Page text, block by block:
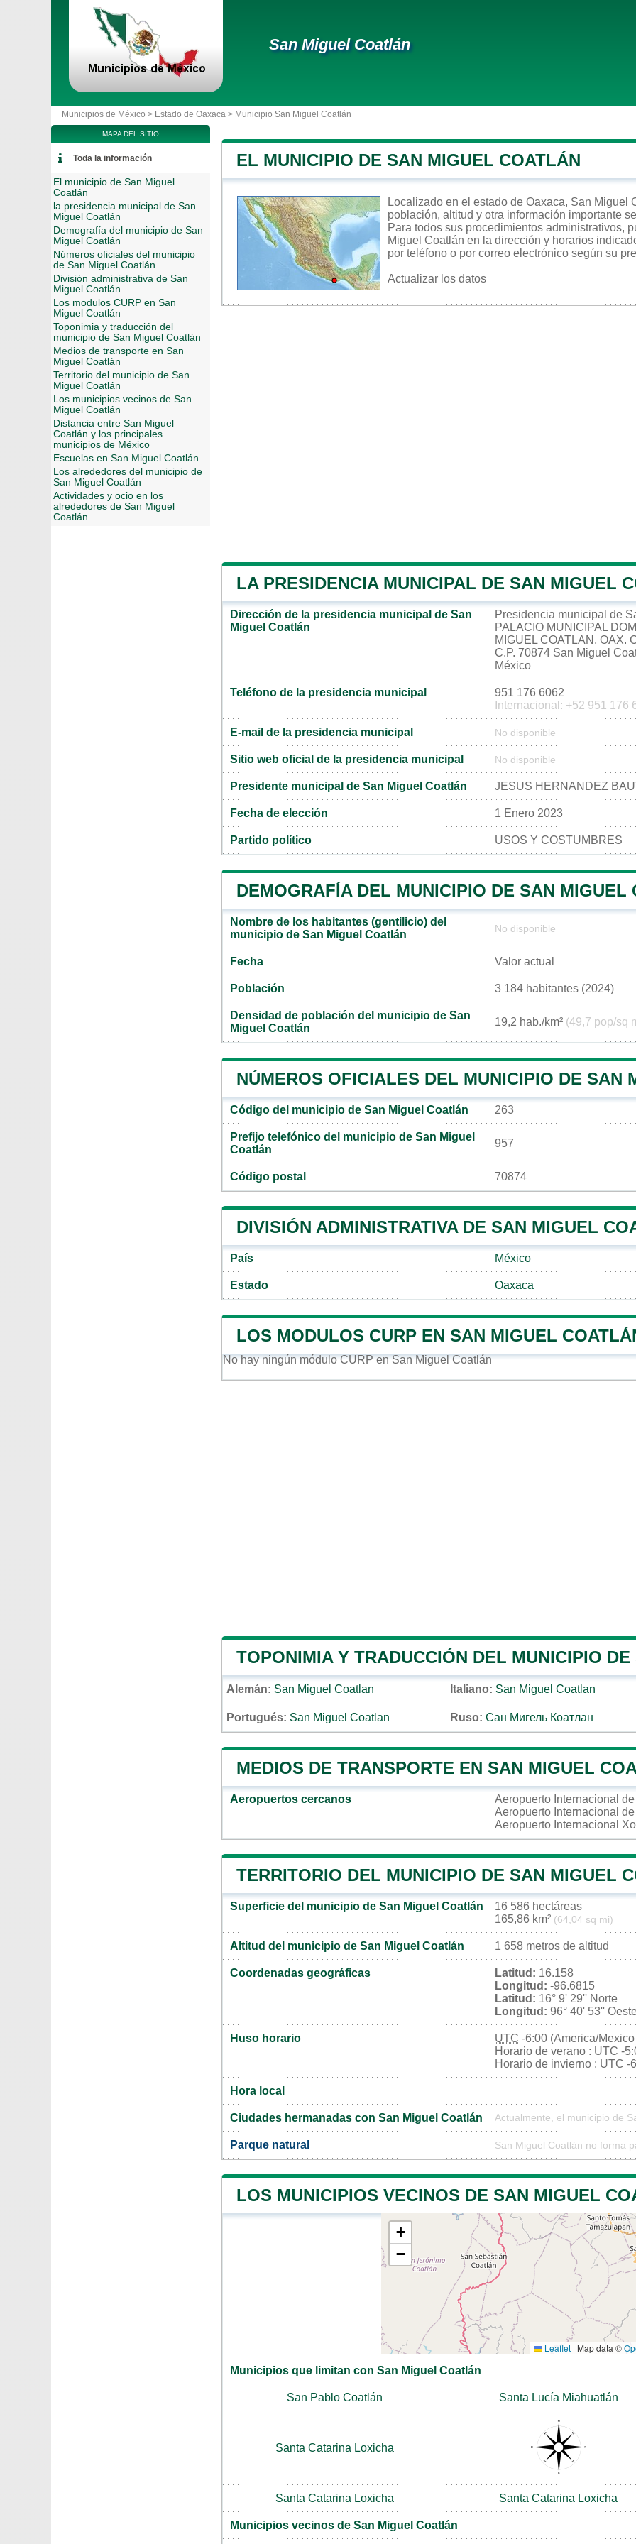
San Miguel Coatlán
Municipios de México > Estado de Oaxaca > Municipio San Miguel Coatlán
EL MUNICIPIO DE SAN MIGUEL COATLÁN
Localizado en el estado de Oaxaca, San
población, altitud y otra información importante
Para todos sus procedimientos administrativos,
Miguel Coatlán en la dirección y horarios
por teléfono o por correo electrónico según su
Actualizar los datos
LA PRESIDENCIA MUNICIPAL DE SAN MIGUEL
Dirección de la presidencia municipal de San
Miguel Coatlán
Presidencia municipal de
PALACIO MUNICIPAL
MIGUEL COATLAN, OAX.
C.P. 70874 San Miguel
México
Teléfono de la presidencia municipal
951 176 6062
Internacional: +52 951 176
E-mail de la presidencia municipal No disponible
Sitio web oficial de la presidencia municipal No disponible
Presidente municipal de San Miguel Coatlán JESUS HERNANDEZ
Fecha de elección 1 Enero 2023
Partido político USOS Y COSTUMBRES
DEMOGRAFÍA DEL MUNICIPIO DE SAN MIGUEL
Nombre de los habitantes (gentilicio) del
municipio de San Miguel Coatlán
No disponible
Fecha Valor actual
Población 3 184 habitantes (2024)
Densidad de población del municipio de San
Miguel Coatlán
19,2 hab./km² (49,7 pop/sq
NÚMEROS OFICIALES DEL MUNICIPIO DE SAN
Código del municipio de San Miguel Coatlán 263
Prefijo telefónico del municipio de San Miguel
Coatlán
957
Código postal 70874
DIVISIÓN ADMINISTRATIVA DE SAN MIGUEL
País México
Estado Oaxaca
LOS MODULOS CURP EN SAN MIGUEL
No hay ningún módulo CURP en San Miguel Coatlán
TOPONIMIA Y TRADUCCIÓN DEL MUNICIPIO
Alemán: San Miguel Coatlan Italiano: San Miguel Coatlan
Portugués: San Miguel Coatlan Ruso: Сан Мигель Коатлан
MEDIOS DE TRANSPORTE EN SAN MIGUEL
Aeropuertos cercanos
Aeropuerto Internacional
Aeropuerto Internacional
Aeropuerto Internacional
TERRITORIO DEL MUNICIPIO DE SAN MIGUEL
Superficie del municipio de San Miguel Coatlán
16 586 hectáreas
165,86 km² (64,04 sq mi)
Altitud del municipio de San Miguel Coatlán 1 658 metros de altitud
Coordenadas geográficas Latitud: 16.158
Longitud: -96.6815
Latitud: 16° 9' 29'' Norte
Longitud: 96° 40' 53''
Huso horario UTC -6:00 (America/
Horario de verano : UTC -
Horario de invierno : UTC -
Hora local
Ciudades hermanadas con San Miguel Coatlán Actualmente, el municipio de
Parque natural San Miguel Coatlán no forma
LOS MUNICIPIOS VECINOS DE SAN MIGUEL
+
−
Leaflet | Map data ©
Municipios que limitan con San Miguel Coatlán
San Pablo Coatlán Santa Lucía Miahuatlán
Santa Catarina Loxicha
Santa Catarina Loxicha Santa Catarina Loxicha
Municipios vecinos de San Miguel Coatlán
MAPA DEL SITIO
Toda la información
El municipio de San Miguel
Coatlán
la presidencia municipal de San
Miguel Coatlán
Demografía del municipio de San
Miguel Coatlán
Números oficiales del municipio
de San Miguel Coatlán
División administrativa de San
Miguel Coatlán
Los modulos CURP en San
Miguel Coatlán
Toponimia y traducción del
municipio de San Miguel Coatlán
Medios de transporte en San
Miguel Coatlán
Territorio del municipio de San
Miguel Coatlán
Los municipios vecinos de San
Miguel Coatlán
Distancia entre San Miguel
Coatlán y los principales
municipios de México
Escuelas en San Miguel Coatlán
Los alrededores del municipio de
San Miguel Coatlán
Actividades y ocio en los
alrededores de San Miguel
Coatlán